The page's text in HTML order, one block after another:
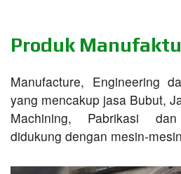
Produk
Manufacture, Engineering
yang mencakup jasa Bubut,
Machining, Pabrikasi
didukung dengan mesin-